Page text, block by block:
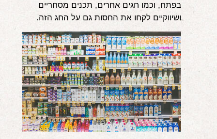
בעיות/מחלות נוספות
שאלות ותשובות
אודות
הורים ממליצים
הבלוג
לימודי "שונישין"
במתנה!
בפתח, וכמו חגים אחרים, תכנים מסחריים
ושיווקיים לקחו את החסות גם על החג הזה.